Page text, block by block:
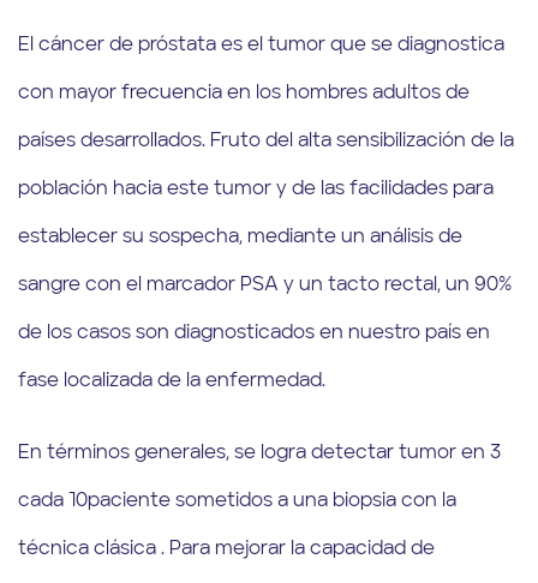
El cáncer de próstata es el tumor que se diagnostica
con mayor frecuencia en los hombres adultos de
países desarrollados. Fruto del alta sensibilización de la
población hacia este tumor y de las facilidades para
establecer su sospecha, mediante un análisis de
sangre con el marcador PSA y un tacto rectal, un 90%
de los casos son diagnosticados en nuestro país en
fase localizada de la enfermedad.
En términos generales, se logra detectar tumor en 3
cada 10paciente sometidos a una biopsia con la
técnica clásica . Para mejorar la capacidad de